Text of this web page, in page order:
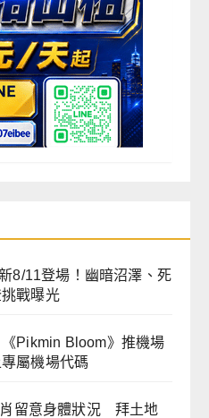
8/11登場！幽暗沼澤、死
戰曝光
Pikmin Bloom》推機場
屬機場代碼
留意身體狀況 拜土地